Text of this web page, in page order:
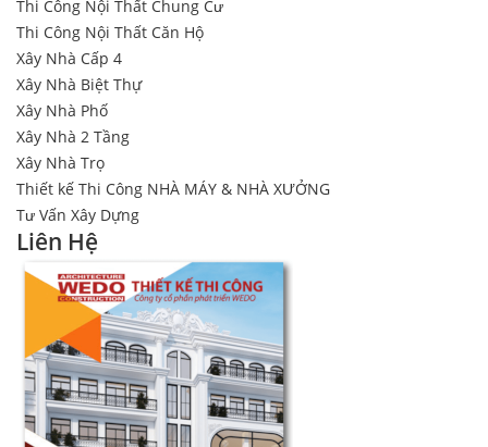
Thi Công Nội Thất Chung Cư
Thi Công Nội Thất Căn Hộ
Xây Nhà Cấp 4
Xây Nhà Biệt Thự
Xây Nhà Phố
Xây Nhà 2 Tầng
Xây Nhà Trọ
Thiết kế Thi Công NHÀ MÁY & NHÀ XƯỞNG
Tư Vấn Xây Dựng
Liên Hệ